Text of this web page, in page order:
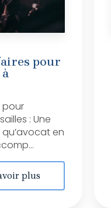
pour
pour
: Une
en
plus